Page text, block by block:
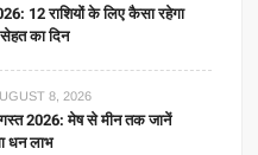
12 राशियों के लिए कैसा रहेगा
का दिन
8, 2026
2026: मेष से मीन तक जानें
धन लाभ